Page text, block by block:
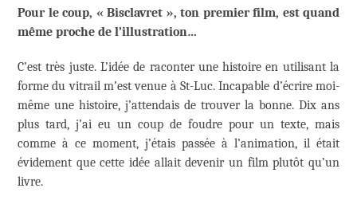
Pour le coup, « Bisclavret », ton premier film, est quand
même proche de l’illustration…
C’est très juste. L’idée de raconter une histoire en utilisant la
forme du vitrail m’est venue à St-Luc. Incapable d’écrire moi-
même une histoire, j’attendais de trouver la bonne. Dix ans
plus tard, j’ai eu un coup de foudre pour un texte, mais
comme à ce moment, j’étais passée à l’animation, il était
évidement que cette idée allait devenir un film plutôt qu’un
livre.